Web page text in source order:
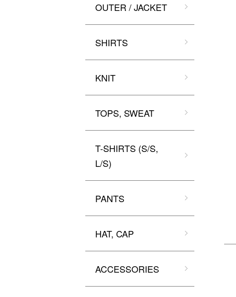
OUTER / JACKET
SHIRTS
KNIT
TOPS, SWEAT
T-SHIRTS (S/S,
L/S)
PANTS
HAT, CAP
ACCESSORIES